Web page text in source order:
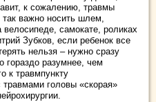
к сожалению, травмы
важно носить шлем,
самокате, роликах
Зубков, если ребенок все
нельзя – нужно сразу
разумнее, чем
к травмпункту
головы «скорая»